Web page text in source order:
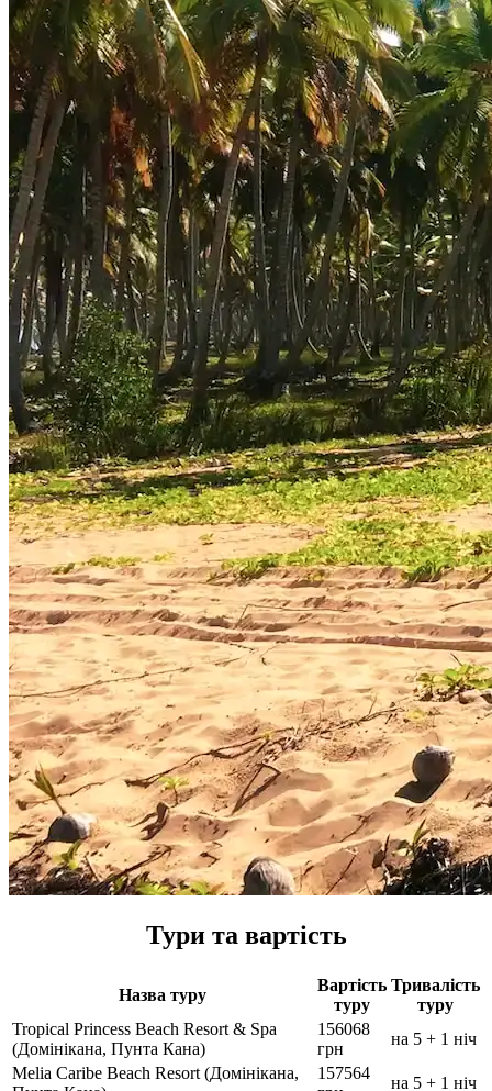
Тури та вартість
Назва туру
Вартість
туру
Тривалість
туру
Tropical Princess Beach Resort & Spa
(Домінікана, Пунта Кана)
156068
грн
на 5 + 1 ніч
Melia Caribe Beach Resort (Домінікана,
157564
на 5 + 1 ніч